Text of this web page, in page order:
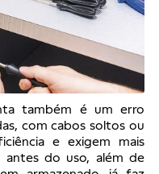
também é um erro
com cabos soltos ou
e exigem mais
antes do uso, além de